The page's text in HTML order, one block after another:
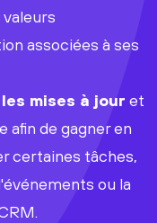
associées à ses
mises à jour et
afin de gagner en
certaines tâches,
ou la